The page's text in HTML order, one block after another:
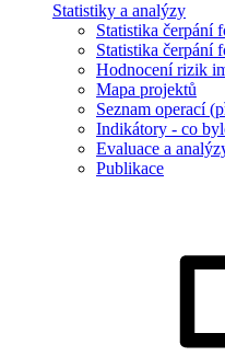
Statistiky a analýzy
Statistika čerpání
Statistika čerpání
Hodnocení rizik
Mapa projektů
Seznam operací
Indikátory - co
Evaluace a
Publikace